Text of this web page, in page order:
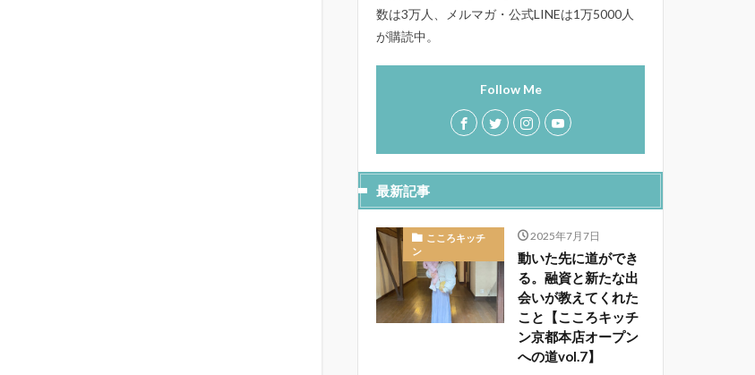
数は3万人、メルマガ・公式LINEは1万5000人
が購読中。
Follow Me
最新記事
こころキッチ
ン
2025年7月7日
動いた先に道ができ
る。融資と新たな出
会いが教えてくれた
こと【こころキッチ
ン京都本店オープン
への道vol.7】